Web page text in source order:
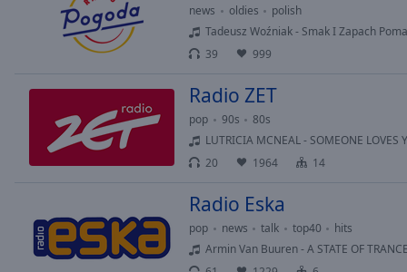
window.
Escape
news oldies
polish
Tadeusz Woźniak - Smak I Zapach
39
999
Radio ZET
pop 90s
80s
LUTRICIA MCNEAL - SOMEONE LOVES
20
1964 14
Radio Eska
pop news talk top40
hits
Armin Van Buuren - A STATE OF TRANCE